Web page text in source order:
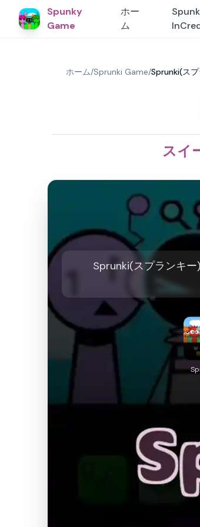
Spunky
Game
ホー
ム
ホーム/Sprunki Game/Sprunki(ス
スイ
Sprunki(スプランキ